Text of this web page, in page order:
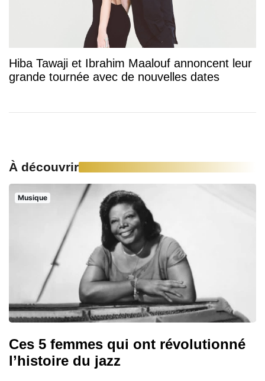
Hiba Tawaji et Ibrahim Maalouf annoncent leur
grande tournée avec de nouvelles dates
À découvrir
Musique
Ces 5 femmes qui ont révolutionné
l’histoire du jazz